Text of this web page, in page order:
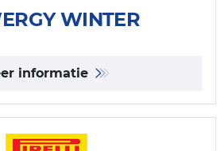
WINTER
informatie